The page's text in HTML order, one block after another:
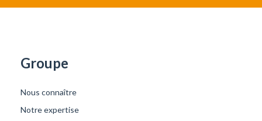
Groupe
Nous connaître
Notre expertise